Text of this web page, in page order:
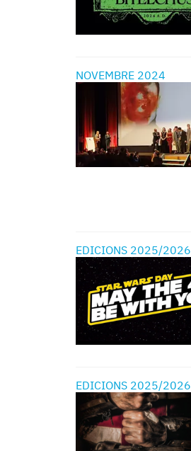
NOVEMBRE 2024
EDICIONS 2025/2026
EDICIONS 2025/2026